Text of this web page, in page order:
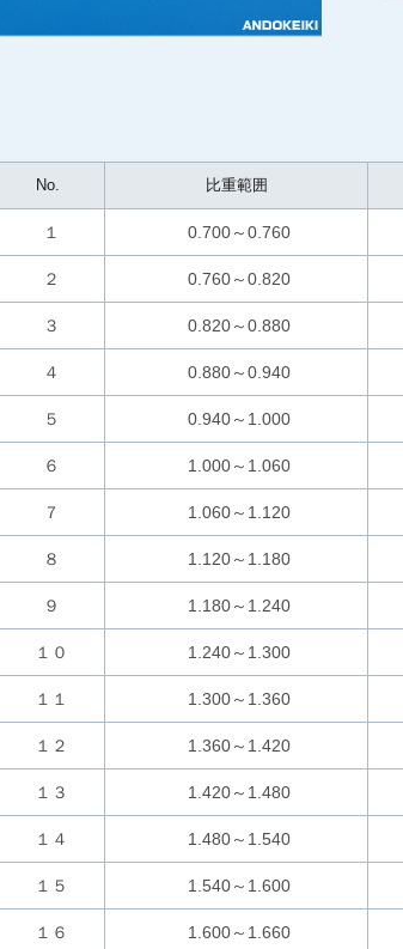
No. 比重範囲
１ 0.700～0.760
２ 0.760～0.820
３ 0.820～0.880
４ 0.880～0.940
５ 0.940～1.000
６ 1.000～1.060
７ 1.060～1.120
８ 1.120～1.180
９ 1.180～1.240
１０ 1.240～1.300
１１ 1.300～1.360
１２ 1.360～1.420
１３ 1.420～1.480
１４ 1.480～1.540
１５ 1.540～1.600
１６ 1.600～1.660